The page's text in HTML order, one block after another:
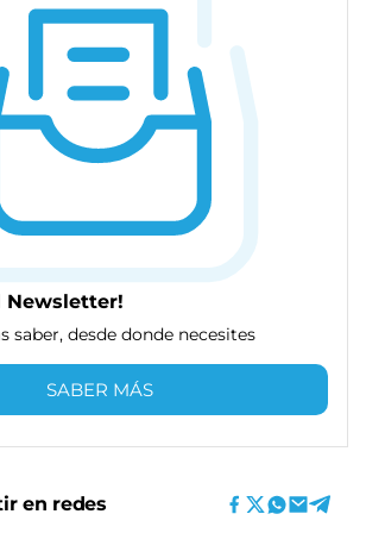
Newsletter!
saber, desde donde necesites
SABER MÁS
en redes